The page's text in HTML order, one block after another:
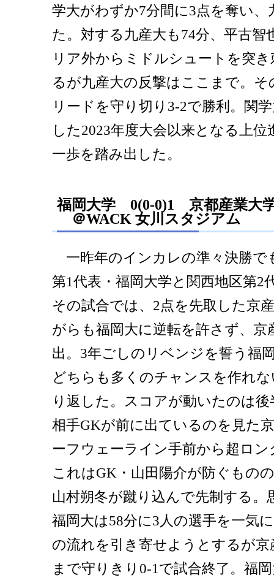
学大がわずか7分間に3点を奪い、
た。対する九産大も74分、平古
リア外からミドルシュートを突
るが九産大の反撃はここまで。そ
リードを守り切り3-2で勝利。関
した2023年度大会以来となる上
一歩を踏み出した。
福岡大学 0(0-0)1 京都産業大
＠WACK 女川スタジアム
一昨年のインカレの準々決勝で
第1代表・福岡大学と関西地区第2
その試合では、2点を先取した京
がらも福岡大に逆転を許さず、京
出。3年ごしのリベンジを誓う福
どちらも多くのチャンスを作れ
り返した。スコアが動いたのは後
相手GKが前に出ているのを見た
ーフウェーライン手前から超ロ
これはGK・山田陽介が防ぐもの
山村朔冬が蹴り込んで先制する。
福岡大は58分に3人の選手を一気
の流れを引き寄せようとするが
まで守りきり0-1で試合終了。福